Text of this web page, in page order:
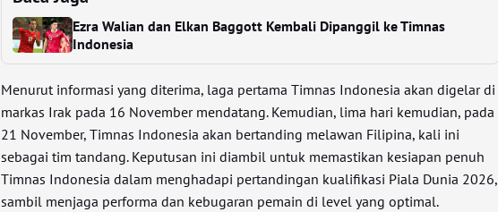
Ezra Walian dan Elkan Baggott Kembali Dipanggil ke Timnas
Indonesia
Menurut informasi yang diterima, laga pertama Timnas Indonesia akan digelar di
markas Irak pada 16 November mendatang. Kemudian, lima hari kemudian, pada
21 November, Timnas Indonesia akan bertanding melawan Filipina, kali ini
sebagai tim tandang. Keputusan ini diambil untuk memastikan kesiapan penuh
Timnas Indonesia dalam menghadapi pertandingan kualifikasi Piala Dunia 2026,
sambil menjaga performa dan kebugaran pemain di level yang optimal.